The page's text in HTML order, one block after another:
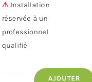
⚠Installation
réservée à un
professionnel
qualifié
AJOUTER